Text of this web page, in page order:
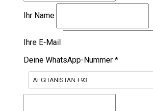
Ihr Name
Ihre E-Mail
Deine WhatsApp-Nummer *
AFGHANISTAN +93